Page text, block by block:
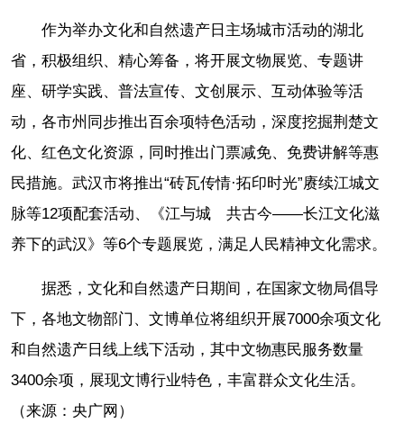
作为举办文化和自然遗产日主场城市活动的湖北
省，积极组织、精心筹备，将开展文物展览、专题讲
座、研学实践、普法宣传、文创展示、互动体验等活
动，各市州同步推出百余项特色活动，深度挖掘荆楚文
化、红色文化资源，同时推出门票减免、免费讲解等惠
民措施。武汉市将推出“砖瓦传情·拓印时光”赓续江城文
脉等12项配套活动、《江与城 共古今——长江文化滋
养下的武汉》等6个专题展览，满足人民精神文化需求。
据悉，文化和自然遗产日期间，在国家文物局倡导
下，各地文物部门、文博单位将组织开展7000余项文化
和自然遗产日线上线下活动，其中文物惠民服务数量
3400余项，展现文博行业特色，丰富群众文化生活。
（来源：央广网）